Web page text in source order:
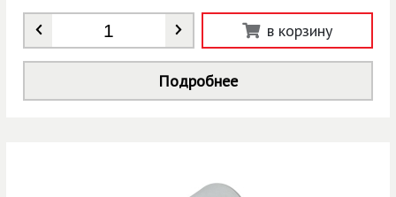
Количество в корзину
Подробнее